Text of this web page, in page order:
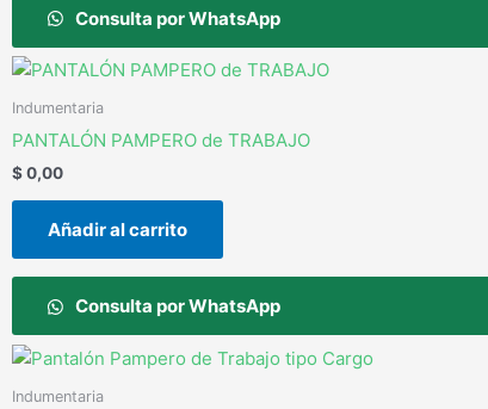
Consulta por WhatsApp
Indumentaria
PANTALÓN PAMPERO de TRABAJO
$0,00
Añadir al carrito
Consulta por WhatsApp
Indumentaria